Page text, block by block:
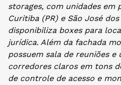
storages, com unidades em
Curitiba (PR) e São José
disponibiliza boxes para
jurídica. Além da fachada
possuem sala de reuniões
corredores claros em tons
de controle de acesso e